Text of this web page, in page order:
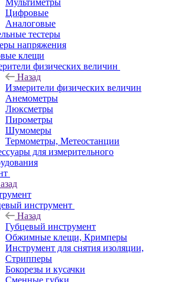
Мультиметры
Цифровые
Аналоговые
тестеры
напряжения
клещи
физических величин
Назад
Измерители физических величин
Анемометры
Люксметры
Пирометры
Шумомеры
Термометры, Метеостанции
для измерительного
инструмент
Назад
Губцевый инструмент
Обжимные клещи, Кримперы
Инструмент для снятия изоляции,
Стрипперы
Бокорезы и кусачки
Сменные губки